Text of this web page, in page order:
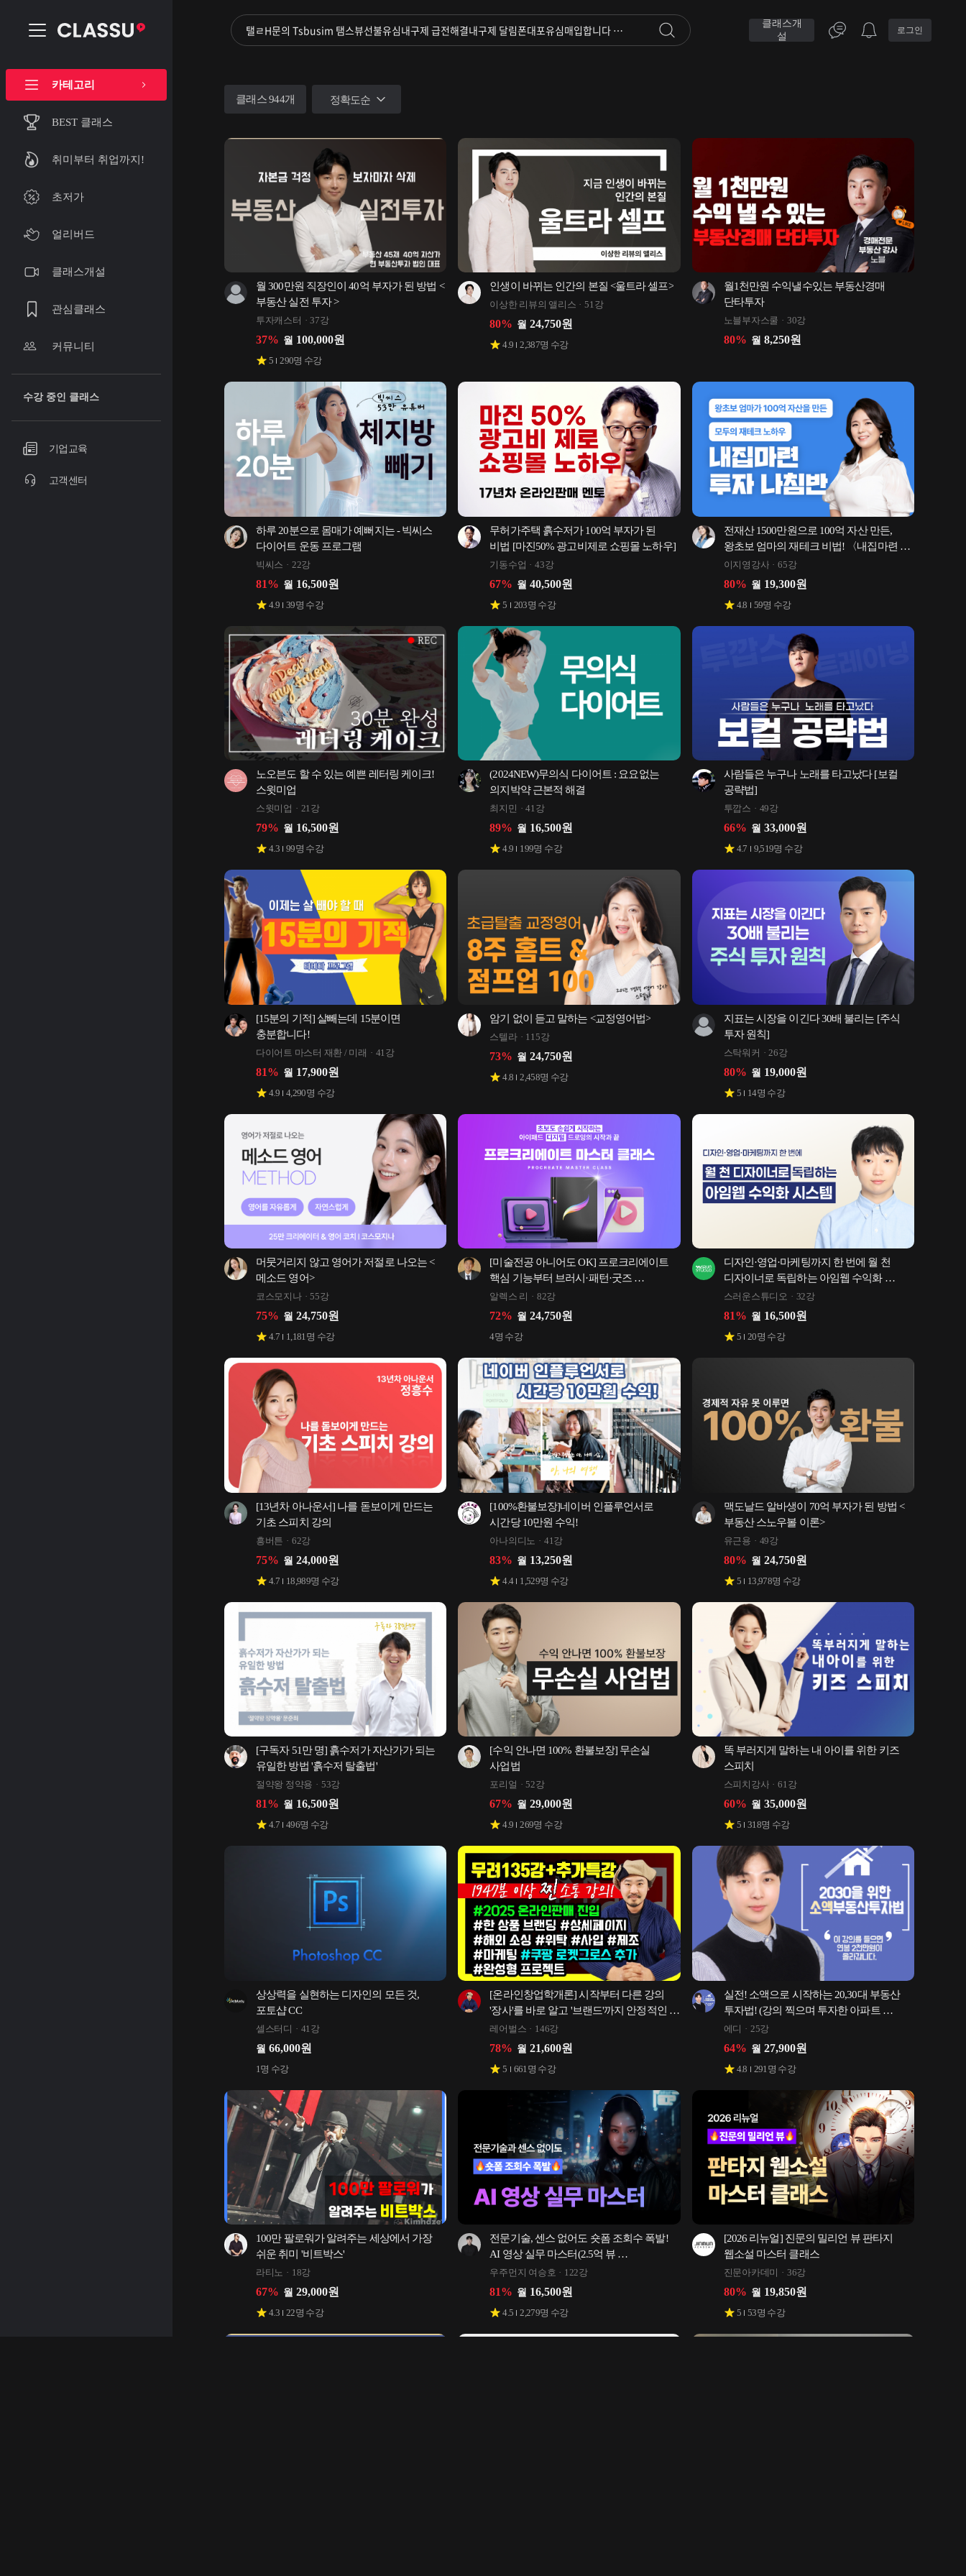
클래스개
설
로그인
카테고리
BEST 클래스
취미부터 취업까지!
초저가
얼리버드
클래스개설
관심클래스
커뮤니티
수강 중인 클래스
기업교육
고객센터
클래스 944개 정확도순
월 300만원 직장인이 40억 부자가 된 방법 <
부동산 실전 투자 >
투자캐스터 37강
37% 월 100,000원
5 290명 수강
인생이 바뀌는 인간의 본질 <울트라 셀프>
이상한 리뷰의 앨리스 51강
80% 월 24,750원
4.9 2,387명 수강
월1천만원 수익낼수있는 부동산경매
단타투자
노블부자스쿨 30강
80% 월 8,250원
하루 20분으로 몸매가 예뻐지는 - 빅씨스
다이어트 운동 프로그램
빅씨스 22강
81% 월 16,500원
4.9 39명 수강
무허가주택 흙수저가 100억 부자가 된
비법 [마진50% 광고비제로 쇼핑몰 노하우]
기동수업 43강
67% 월 40,500원
5 203명 수강
전재산 1500만원으로 100억 자산 만든,
왕초보 엄마의 재테크 비법! 〈내집마련
투자 나침반〉
이지영강사 65강
80% 월 19,300원
4.8 59명 수강
노오븐도 할 수 있는 예쁜 레터링 케이크!
스윗미업
스윗미업 21강
79% 월 16,500원
4.3 99명 수강
(2024NEW)무의식 다이어트 : 요요없는
의지박약 근본적 해결
최지민 41강
89% 월 16,500원
4.9 199명 수강
사람들은 누구나 노래를 타고났다 [보컬
공략법]
투깝스 49강
66% 월 33,000원
4.7 9,519명 수강
[15분의 기적] 살빼는데 15분이면
충분합니다!
다이어트 마스터 재환 / 미래 41강
81% 월 17,900원
4.9 4,290명 수강
암기 없이 듣고 말하는 <교정영어법>
스텔라 115강
73% 월 24,750원
4.8 2,458명 수강
지표는 시장을 이긴다 30배 불리는 [주식
투자 원칙]
스탁워커 26강
80% 월 19,000원
5 14명 수강
머뭇거리지 않고 영어가 저절로 나오는 <
메소드 영어>
코스모지나 55강
75% 월 24,750원
4.7 1,181명 수강
[미술전공 아니어도 OK] 프로크리에이트
핵심 기능부터 브러시·패턴·굿즈
메이킹까지 – 5.4 업데이트 반영
알렉스 리 82강
72% 월 24,750원
4명 수강
디자인·영업·마케팅까지 한 번에 월 천
디자이너로 독립하는 아임웹 수익화
시스템
스러운스튜디오 32강
81% 월 16,500원
5 20명 수강
[13년차 아나운서] 나를 돋보이게 만드는
기초 스피치 강의
흥버튼 62강
75% 월 24,000원
4.7 18,989명 수강
[100%환불보장]네이버 인플루언서로
시간당 10만원 수익!
아나의디노 41강
83% 월 13,250원
4.4 1,529명 수강
맥도날드 알바생이 70억 부자가 된 방법 <
부동산 스노우볼 이론>
유근용 49강
80% 월 24,750원
5 13,978명 수강
[구독자 51만 명] 흙수저가 자산가가 되는
유일한 방법 '흙수저 탈출법'
절약왕 정약용 53강
81% 월 16,500원
4.7 496명 수강
[수익 안나면 100% 환불보장] 무손실
사업법
포리얼 52강
67% 월 29,000원
4.9 269명 수강
똑 부러지게 말하는 내 아이를 위한 키즈
스피치
스피치강사 61강
60% 월 35,000원
5 318명 수강
상상력을 실현하는 디자인의 모든 것,
포토샵 CC
셀스터디
41강
월 66,000원
1 명 수강
[온라인창업학개론] 시작부터 다른 강의
'장사'를 바로 알고 '브랜드'까지 안정적인
완성형 진입
레어벌스 146강
78% 월 21,600원
5 661 명 수강
실전! 소액으로 시작하는 20,30대 부동산
투자법! (강의 찍으며 투자한 아파트
5천만원↑)
에디 25강
64% 월 27,900원
4.8 291 명 수강
100만 팔로워가 알려주는 세상에서 가장
쉬운 취미 '비트박스'
라티노 18강
67% 월 29,000원
4.3 22명 수강
전문기술, 센스 없어도 숏폼 조회수 폭발!
AI 영상 실무 마스터(2.5억 뷰
Veo3·Modify·HiggsField 프롬프트 150개
제공)
우주먼지 여승호 122강
81% 월 16,500원
4.5 2,279명 수강
[2026 리뉴얼] 진문의 밀리언 뷰 판타지
웹소설 마스터 클래스
진문아카데미 36강
80% 월 19,850원
5 53명 수강